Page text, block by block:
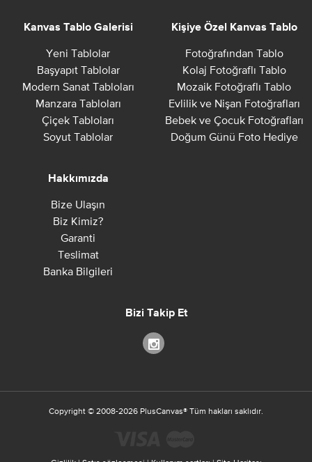
Kanvas Tablo Galerisi
Yeni Tablolar
Başyapıt Tablolar
Modern Sanat Tabloları
Manzara Tabloları
Çiçek Tabloları
Soyut Tablolar
Kişiye Özel Kanvas Tablo
Fotoğrafından Tablo
Kolaj Fotoğraflı Tablo
Mozaik Fotoğraflı Tablo
Evlilik ve Nişan Fotoğrafları
Bebek ve Çocuk Fotoğrafları
Doğum Günü Foto Hediye
Hakkımızda
Bize Ulaşın
Biz Kimiz?
Garanti
Teslimat
Banka Bilgileri
Bizi Takip Et
Copyright © 2008-2026 PlusCanvas® Tüm hakları saklıdır.